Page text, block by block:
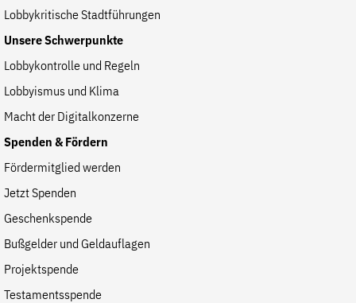
Lobbykritische Stadtführungen
Unsere Schwerpunkte
Lobbykontrolle und Regeln
Lobbyismus und Klima
Macht der Digitalkonzerne
Spenden & Fördern
Fördermitglied werden
Jetzt Spenden
Geschenkspende
Bußgelder und Geldauflagen
Projektspende
Testamentsspende